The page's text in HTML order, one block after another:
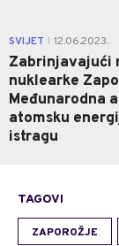
SVIJET 12.06.2023.
Zabrinjavajući
nuklearke
Međunarodna
atomsku
istragu
TAGOVI
ZAPOROŽJE